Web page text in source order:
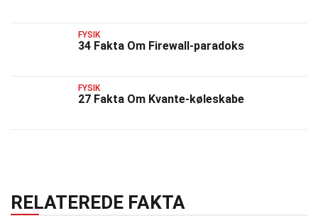
FYSIK
34 Fakta Om Firewall-paradoks
FYSIK
27 Fakta Om Kvante-køleskabe
RELATEREDE FAKTA